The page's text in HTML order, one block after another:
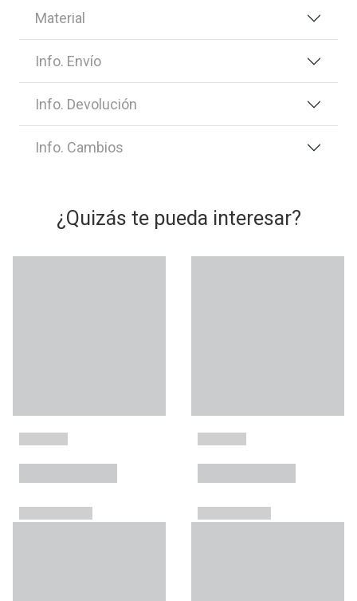
Material
Info. Envío
Info. Devolución
Info. Cambios
¿Quizás te pueda interesar?